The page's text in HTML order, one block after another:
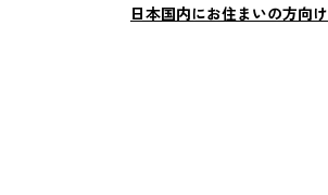
日本国内にお住まいの方向け